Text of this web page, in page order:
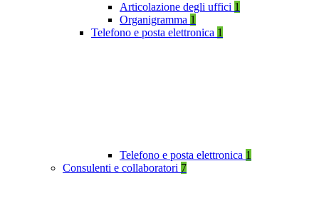
Articolazione degli uffici 1
Organigramma 1
Telefono e posta elettronica 1
Telefono e posta elettronica 1
Consulenti e collaboratori 7